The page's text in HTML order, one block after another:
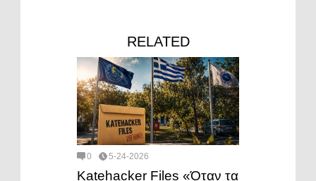
RELATED
0 5-24-2026
Katehacker Files «Όταν τα